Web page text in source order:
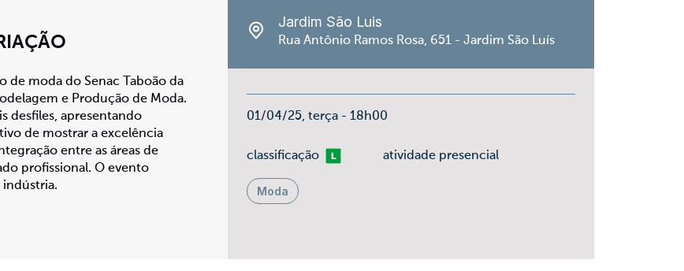
de moda do Senac Taboão da
e Produção de Moda.
desfiles, apresentando
de mostrar a excelência
entre as áreas de
profissional. O evento
indústria.
Jardim São Luis
Rua Antônio Ramos Rosa, 651 - Jardim São Luís
01/04/25, terça - 18h00
classificaçãoLivre atividade presencial
Moda